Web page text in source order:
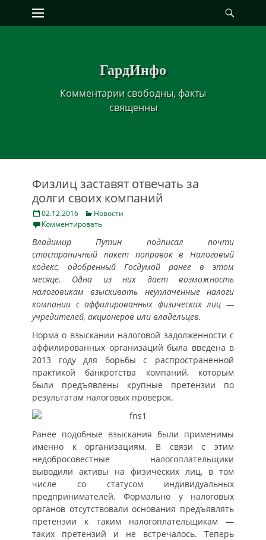
Skip
Primary Menu
ГардИнфо
Комментарии свободны, факты
священны
Физлиц заставят отвечать за
долги своих компаний
Posted
on
02.12.2016 Categories
Новости
Комментировать
Владимир Путин подписал почти
стостраничный пакет поправок в Налоговый
кодекс, одобренный Госдумой ранее в этом
месяце. Одна из них дает возможность
налоговикам взыскивать неуплаченные налоги
компании с аффилированных физических лиц —
учредителей, акционеров или владельцев.
Норма о взыскании налоговой задолженности с
аффилированных организаций была введена в
2013 году для борьбы с распространенной
практикой банкротства компаний, которым
были предъявлены крупные претензии по
результатам налоговых проверок.
Ранее подобные взыскания были применимы
именно к организациям. В связи с этим
недобросовестные налогоплательщики
выводили активы на физических лиц, в том
числе со статусом индивидуальных
предпринимателей. Формально у налоговых
органов отсутствовали основания предъявлять
претензии к таким налогоплательщикам —
таких претензий и не встречалось. Теперь